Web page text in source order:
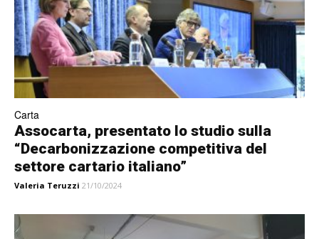
Carta
Assocarta, presentato lo studio sulla
“Decarbonizzazione competitiva del
settore cartario italiano”
Valeria Teruzzi 21/10/2024